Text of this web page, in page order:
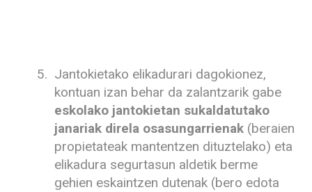
Jantokietako elikadurari dagokionez,
kontuan izan behar da zalantzarik gabe
eskolako jantokietan sukaldatutako
janariak direla osasungarrienak(beraien
propietateak mantentzen dituztelako) eta
elikadura segurtasun aldetik berme
gehien eskaintzen dutenak (bero edota